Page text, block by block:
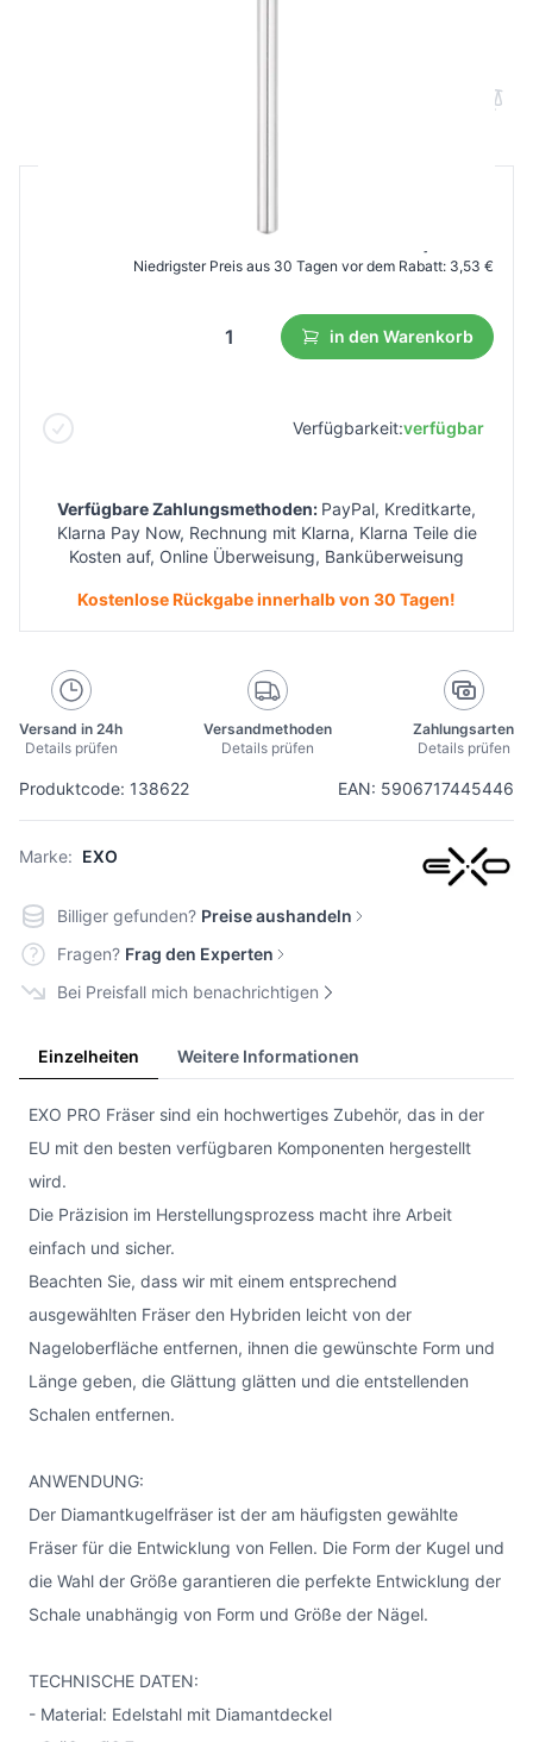
Produktcode: 138622 EAN: 5906717445446
Marke: EXO
Niedrigster Preis aus 30 Tagen vor dem Rabatt: 3,53 €
in den Warenkorb
Verfügbarkeit:verfügbar
Verfügbare Zahlungsmethoden: PayPal, Kreditkarte,
Klarna Pay Now, Rechnung mit Klarna, Klarna Teile die
Kosten auf, Online Überweisung, Banküberweisung
Kostenlose Rückgabe innerhalb von 30 Tagen!
Versand in 24h
Details prüfen
Versandmethoden
Details prüfen
Zahlungsarten
Details prüfen
Billiger gefunden? Preise aushandeln
Fragen? Frag den Experten
Bei Preisfall mich benachrichtigen
Einzelheiten Weitere Informationen
EXO PRO Fräser sind ein hochwertiges Zubehör, das in der
EU mit den besten verfügbaren Komponenten hergestellt
wird.
Die Präzision im Herstellungsprozess macht ihre Arbeit
einfach und sicher.
Beachten Sie, dass wir mit einem entsprechend
ausgewählten Fräser den Hybriden leicht von der
Nageloberfläche entfernen, ihnen die gewünschte Form und
Länge geben, die Glättung glätten und die entstellenden
Schalen entfernen.
ANWENDUNG:
Der Diamantkugelfräser ist der am häufigsten gewählte
Fräser für die Entwicklung von Fellen. Die Form der Kugel und
die Wahl der Größe garantieren die perfekte Entwicklung der
Schale unabhängig von Form und Größe der Nägel.
TECHNISCHE DATEN:
- Material: Edelstahl mit Diamantdeckel